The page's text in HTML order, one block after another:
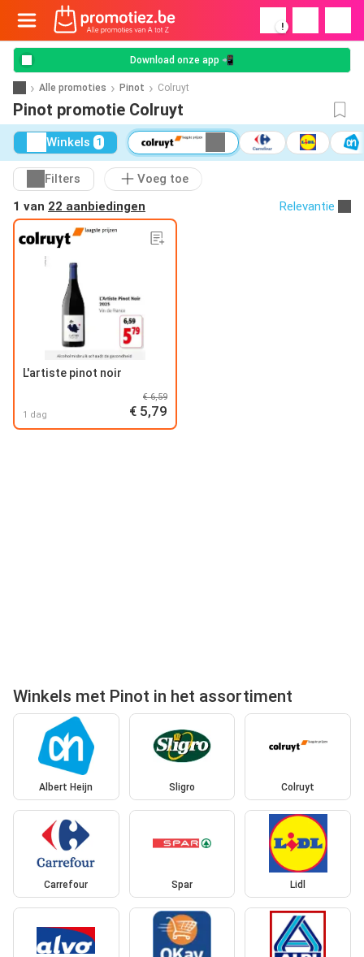
!
Download onze app 📲
Alle promoties Pinot Colruyt
Pinot promotie Colruyt
Winkels 1
Filters
Voeg toe
1 van 22 aanbiedingen Relevantie
L'artiste pinot noir
1 dag
€ 6,59
€ 5,79
Winkels met Pinot in het assortiment
Albert Heijn Sligro Colruyt
Carrefour Spar Lidl